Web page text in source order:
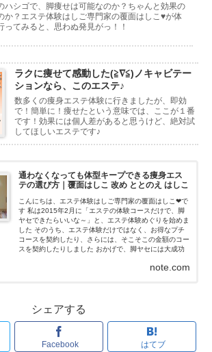
ハシゴで、脚痩せは可能なのか？ちゃんと効果の
か？エステ体験はしご専門家の覆面はしこ♥が体
ってみると、思わぬ発見がっ！！
ラクに痩せて感動した(≧∇≦)ノキャビテー
ションなら、このエステ♪
数多くの痩身エステ体験に行きましたが、即効
で！簡単に！痩せたという意味では、ここが１番
です！効果には個人差があると思うけど、絶対試
してほしいエステです♪
通わなくなっても体型キープできる痩身エス
テの選び方｜覆面はしこ 改め ととのえ はしこ
こんにちは、エステ体験はしご専門家の覆面はしこ❤で
す 私は2015年2月に「エステの体験コースだけで、脚
ヤセできたらいいな～」と、エステ体験めぐりを始めま
した そのうち、エステ体験だけではなく、お得なプチ
コースを契約したり、さらには、そこそこの金額のコー
スを契約したりしました おかげで、脚ヤセには大成功
note.com
シェアする
Facebook はてブ